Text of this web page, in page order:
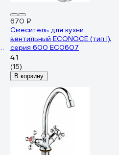
670 ₽
Смеситель для кухни
вентильный ECONOCE (тип I),
серия 600 EC0607
4.1
(15)
В корзину